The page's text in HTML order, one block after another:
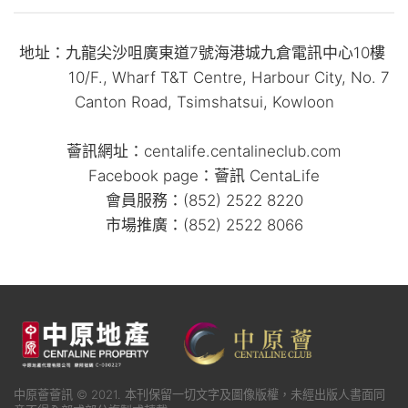
地址：九龍尖沙咀廣東道7號海港城九倉電訊中心10樓
10/F., Wharf T&T Centre, Harbour City, No. 7
Canton Road, Tsimshatsui, Kowloon
薈訊網址：centalife.centalineclub.com
Facebook page：薈訊 CentaLife
會員服務：(852) 2522 8220
市場推廣：(852) 2522 8066
中原薈薈訊 © 2021. 本刊保留一切文字及圖像版權，未經出版人書面同